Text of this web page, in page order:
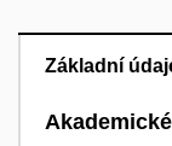
Základní